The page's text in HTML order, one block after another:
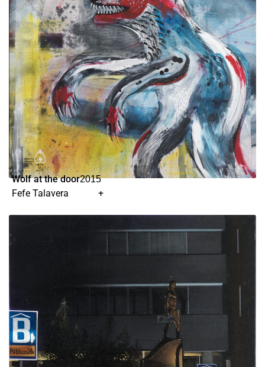
Wolf at the door
Fefe Talavera
2015
+